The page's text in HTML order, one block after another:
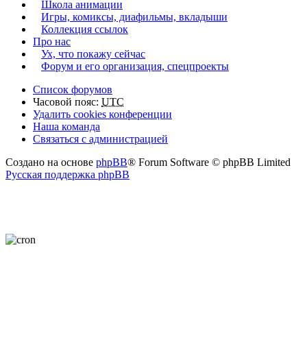
Школа анимации
Игры, комиксы, диафильмы, вкладыши
Коллекция ссылок
Про нас
Ух, что покажу сейчас
Форум и его организация, спецпроекты
Список форумов
Часовой пояс: UTC
Удалить cookies конференции
Наша команда
Связаться с администрацией
Создано на основе phpBB® Forum Software © phpBB Limited
Русская поддержка phpBB